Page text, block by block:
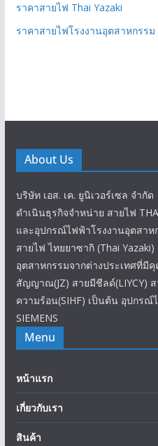
ราคาสายไฟ Thai Yazaki
ราคาสายไฟโรงงานอุตสาหกรรม
About Us
บริษัท เอส. เค. ยูนิเวอร์เซล จำกัด
ดำเนินธุรกิจจำหน่าย สายไฟ
และอุปกรณ์ไฟฟ้าโรงงานอุตสา
สายไฟ ไทยยาซากิ (Thai
อุตสาหกรรมจากต่างประเทศที่
สัญญาณ(JZ) สายมีชีลด์(LIYCY)
ความร้อน(SIHF) เป็นต้น อุปกรณ์
SIEMENS
Menu
หน้าแรก
เกี่ยวกับเรา
สินค้า